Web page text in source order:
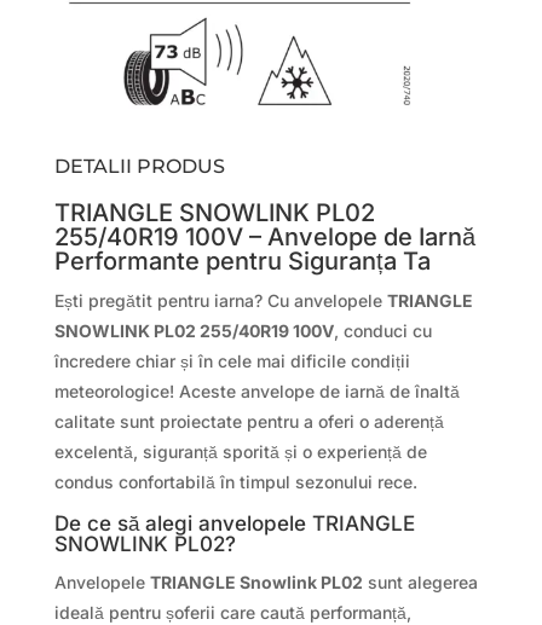
DETALII PRODUS
TRIANGLE SNOWLINK PL02
255/40R19 100V – Anvelope de Iarnă
Performante pentru Siguranța Ta
Ești pregătit pentru iarna? Cu anvelopele TRIANGLE
SNOWLINK PL02 255/40R19 100V, conduci cu
încredere chiar și în cele mai dificile condiții
meteorologice! Aceste anvelope de iarnă de înaltă
calitate sunt proiectate pentru a oferi o aderență
excelentă, siguranță sporită și o experiență de
condus confortabilă în timpul sezonului rece.
De ce să alegi anvelopele TRIANGLE
SNOWLINK PL02?
Anvelopele TRIANGLE Snowlink PL02 sunt alegerea
ideală pentru șoferii care caută performanță,